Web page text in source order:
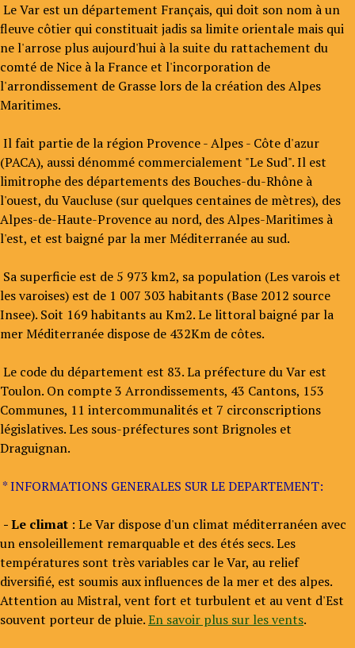
Le Var est un département Français, qui doit son nom à un
fleuve côtier qui constituait jadis sa limite orientale mais qui
ne l'arrose plus aujourd'hui à la suite du rattachement du
comté de Nice à la France et l'incorporation de
l'arrondissement de Grasse lors de la création des Alpes
Maritimes.
Il fait partie de la région Provence - Alpes - Côte d'azur
(PACA), aussi dénommé commercialement "Le Sud". Il est
limitrophe des départements des Bouches-du-Rhône à
l'ouest, du Vaucluse (sur quelques centaines de mètres), des
Alpes-de-Haute-Provence au nord, des Alpes-Maritimes à
l'est, et est baigné par la mer Méditerranée au sud.
Sa superficie est de 5 973 km2, sa population (Les varois et
les varoises) est de 1 007 303 habitants (Base 2012 source
Insee). Soit 169 habitants au Km2. Le littoral baigné par la
mer Méditerranée dispose de 432Km de côtes.
Le code du département est 83. La préfecture du Var est
Toulon. On compte 3 Arrondissements, 43 Cantons, 153
Communes, 11 intercommunalités et 7 circonscriptions
législatives. Les sous-préfectures sont Brignoles et
Draguignan.
* INFORMATIONS GENERALES SUR LE DEPARTEMENT:
- Le climat : Le Var dispose d'un climat méditerranéen avec
un ensoleillement remarquable et des étés secs. Les
températures sont très variables car le Var, au relief
diversifié, est soumis aux influences de la mer et des alpes.
Attention au Mistral, vent fort et turbulent et au vent d'Est
souvent porteur de pluie.En savoir plus sur les vents.